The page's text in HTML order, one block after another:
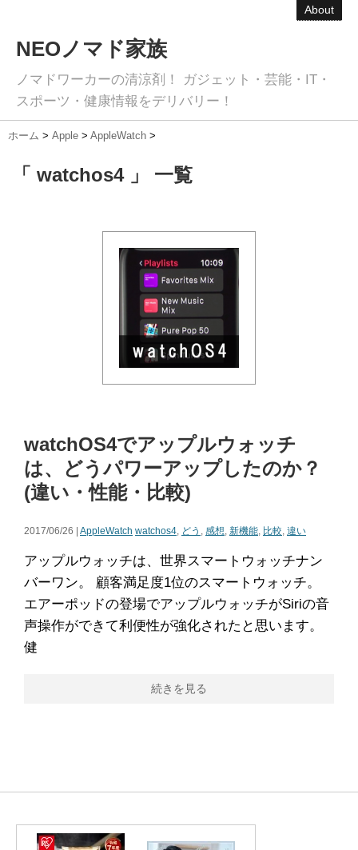
About
NEOノマド家族
ノマドワーカーの清涼剤！ ガジェット・芸能・IT・
スポーツ・健康情報をデリバリー！
ホーム > Apple > AppleWatch >
「 watchos4 」 一覧
watchOS4でアップルウォッチ
は、どうパワーアップしたのか？
(違い・性能・比較)
2017/06/26 | AppleWatch watchos4, どう , 感想, 新機能, 比較, 違い
アップルウォッチは、世界スマートウォッチナン
バーワン。 顧客満足度1位のスマートウォッチ。
エアーポッドの登場でアップルウォッチがSiriの音
声操作ができて利便性が強化されたと思います。
健
続きを見る